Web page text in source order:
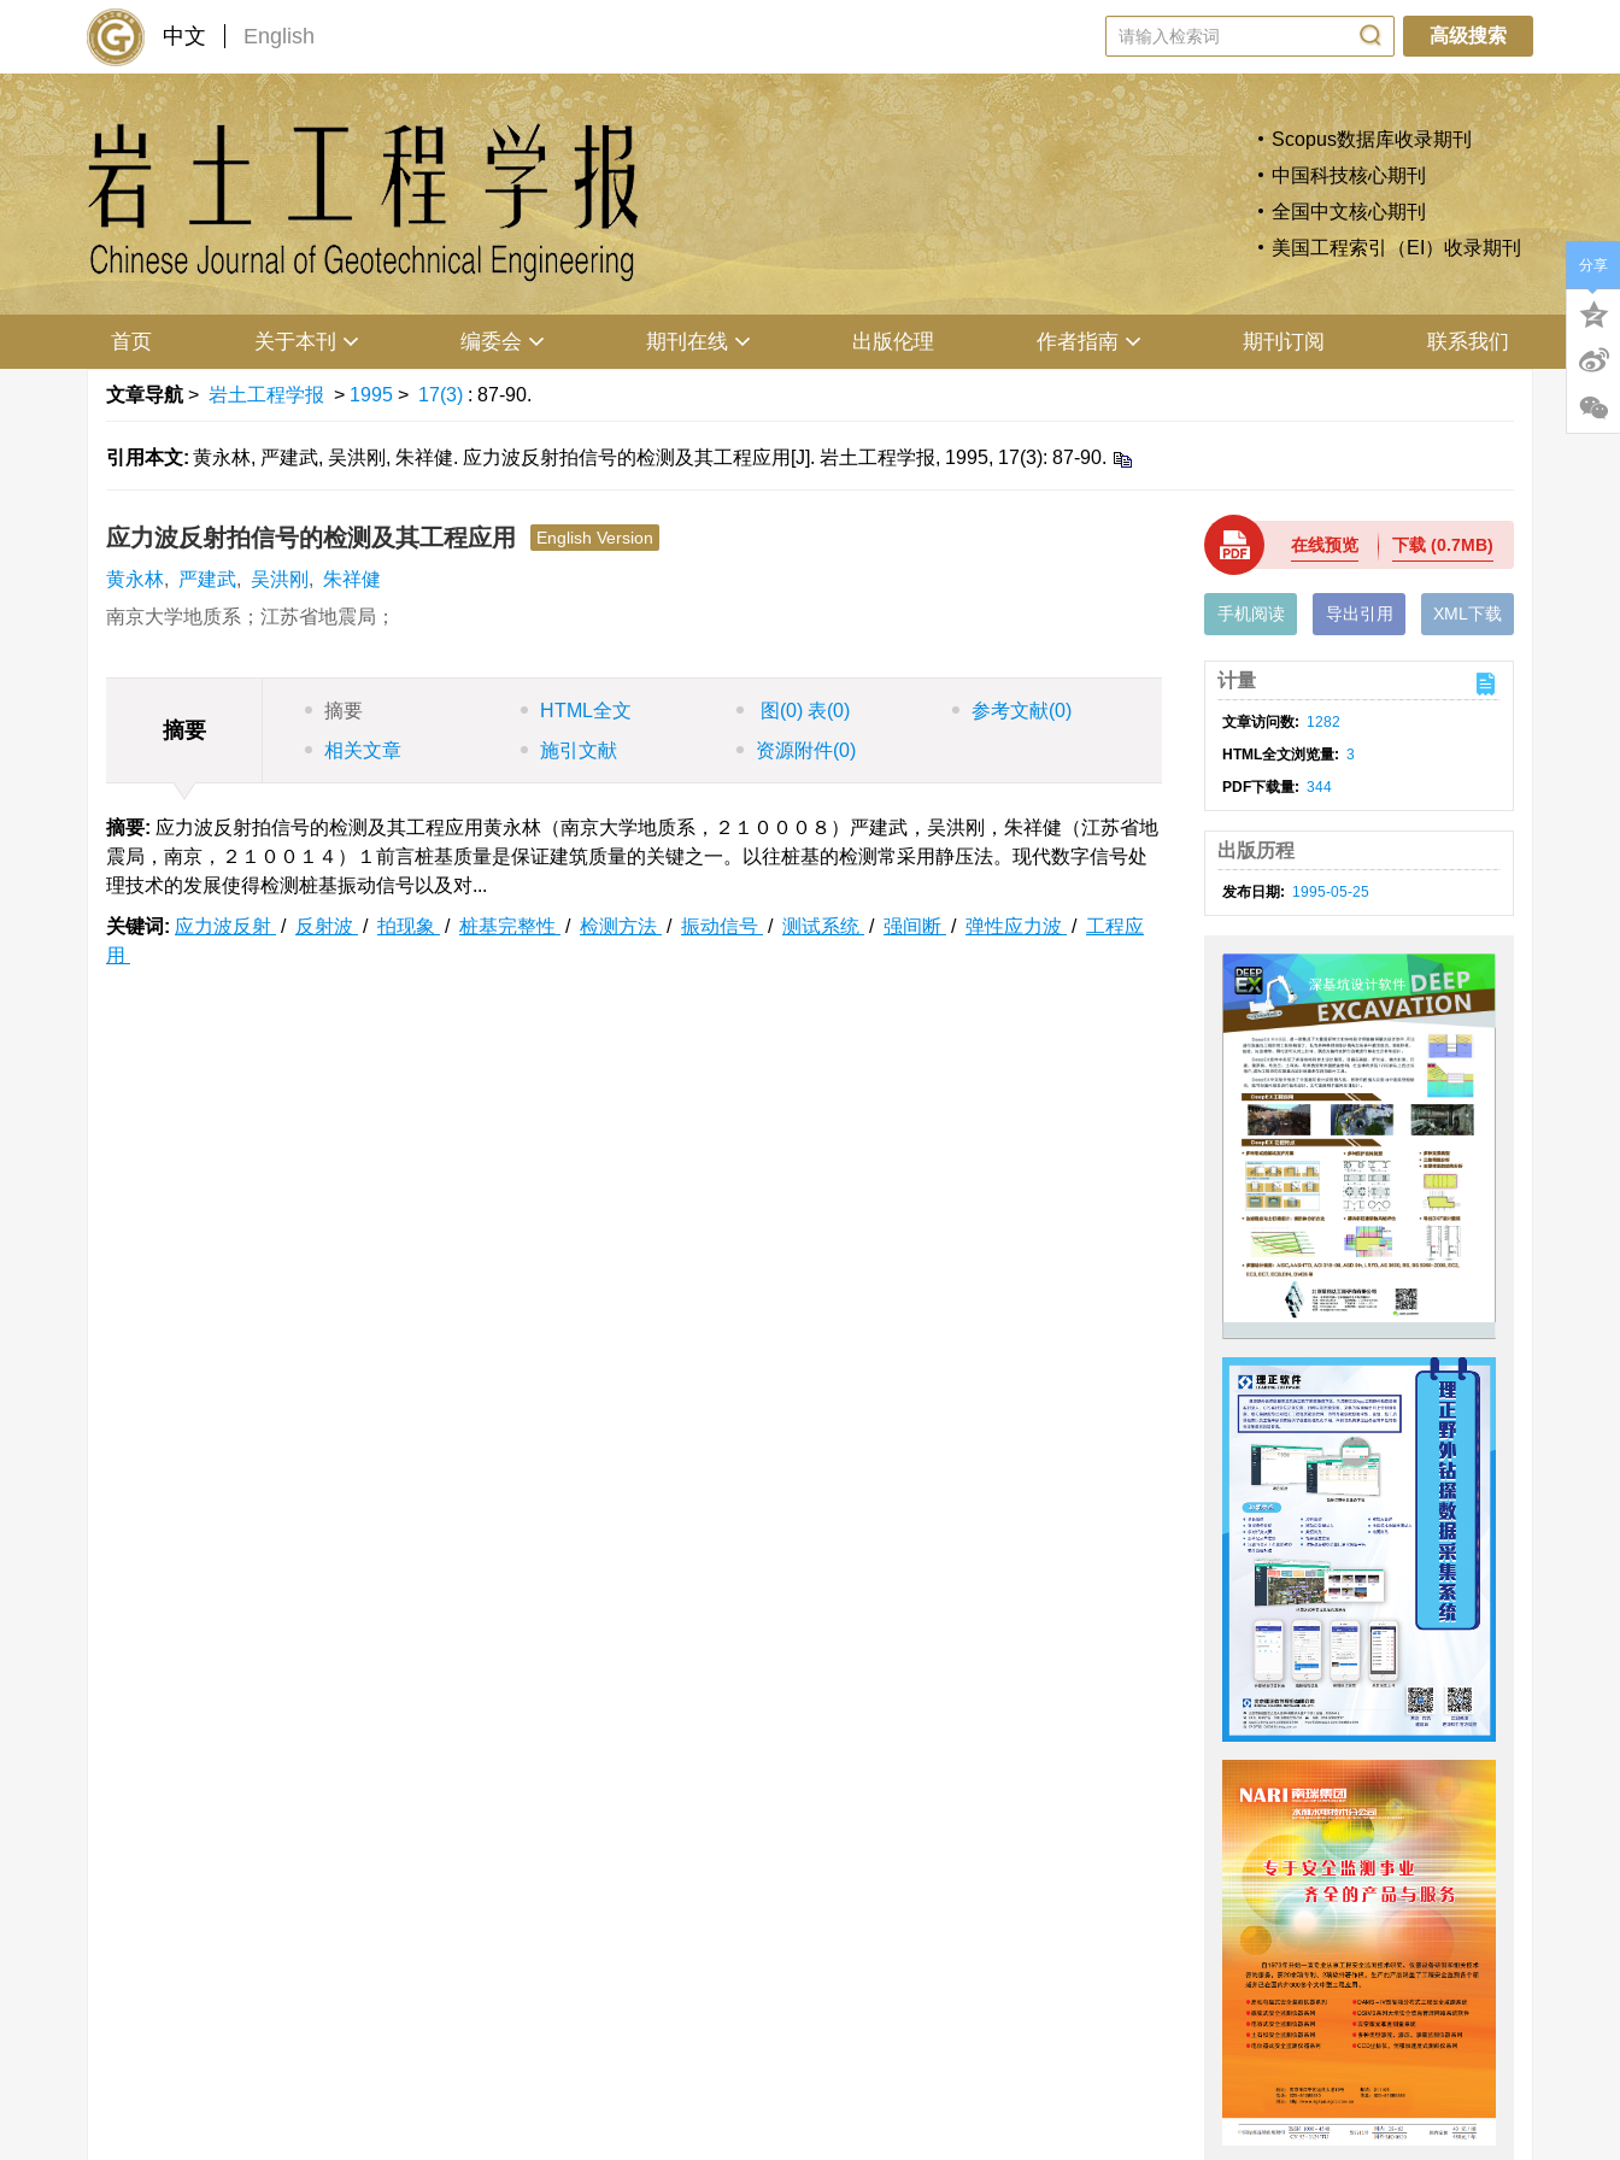
中文 English 高级搜索
Scopus数据库收录期刊
中国科技核心期刊
全国中文核心期刊
美国工程索引（EI）收录期刊
首页 关于本刊 编委会 期刊在线 出版伦理 作者指南 期刊订阅 联系我们
文章导航 > 岩土工程学报 > 1995 > 17(3) : 87-90.
引用本文: 黄永林, 严建武, 吴洪刚, 朱祥健. 应力波反射拍信号的检测及其工程应用[J]. 岩土工程学报, 1995, 17(3): 87-90.
应力波反射拍信号的检测及其工程应用 English Version
黄永林, 严建武, 吴洪刚 , 朱祥健
南京大学地质系；江苏省地震局；
摘要
摘要 HTML全文 图 (0) 表(0) 参考文献(0)
相关文章
施引文献 资源附件(0)
摘要: 应力波反射拍信号的检测及其工程应用黄永林（南京大学地质系，２１０００８）严建武，吴洪刚，朱祥健（江苏省地
震局，南京，２１００１４）１前言桩基质量是保证建筑质量的关键之一。以往桩基的检测常采用静压法。现代数字信号处
理技术的发展使得检测桩基振动信号以及对...
关键词: 应力波反射 / 反射波 / 拍现象 / 桩基完整性 / 检测方法 / 振动信号 / 测试系统 / 强间断 / 弹性应力波 / 工程应
用
在线预览 下载(0.7MB)
手机阅读 导出引用 XML下载
计量
文章访问数: 1282
HTML全文浏览量: 3
PDF下载量: 344
出版历程
发布日期: 1995-05-25
分享